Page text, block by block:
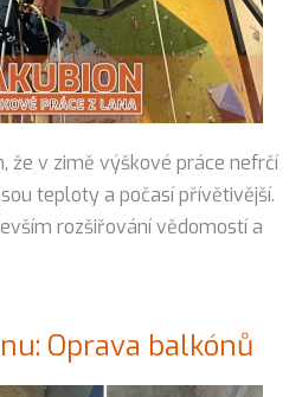
že v zimě výškové práce nefrčí
teploty a počasí přívětivější.
rozšiřování vědomostí a
Oprava balkónů